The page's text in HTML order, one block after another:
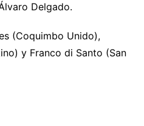
Delgado.
(Coquimbo Unido),
y Franco di Santo (San